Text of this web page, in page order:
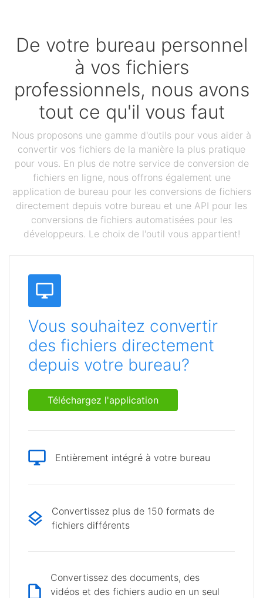
De votre bureau personnel
à vos fichiers
professionnels, nous avons
tout ce qu'il vous faut
Nous proposons une gamme d'outils pour vous aider à
convertir vos fichiers de la manière la plus pratique
pour vous. En plus de notre service de conversion de
fichiers en ligne, nous offrons également une
application de bureau pour les conversions de fichiers
directement depuis votre bureau et une API pour les
conversions de fichiers automatisées pour les
développeurs. Le choix de l'outil vous appartient!
Vous souhaitez convertir
des fichiers directement
depuis votre bureau?
Téléchargez l'application
Entièrement intégré à votre bureau
Convertissez plus de 150 formats de
fichiers différents
Convertissez des documents, des
vidéos et des fichiers audio en un seul